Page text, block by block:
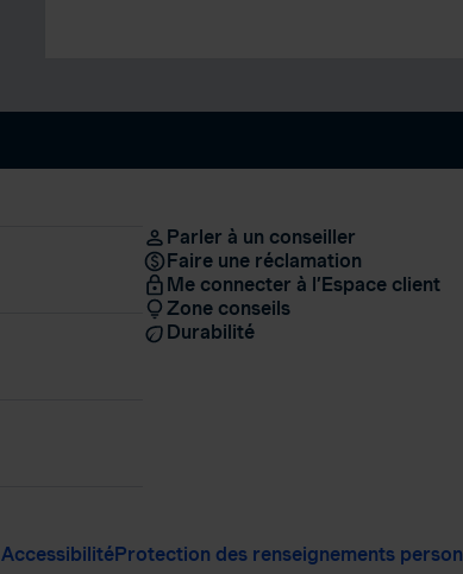
Parler à un conseiller
Faire une réclamation
Me connecter à l’Espace client
Zone conseils
Durabilité
AccessibilitéProtection des renseignements